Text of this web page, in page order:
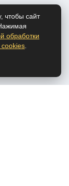
чтобы сайт
обработки
cookies